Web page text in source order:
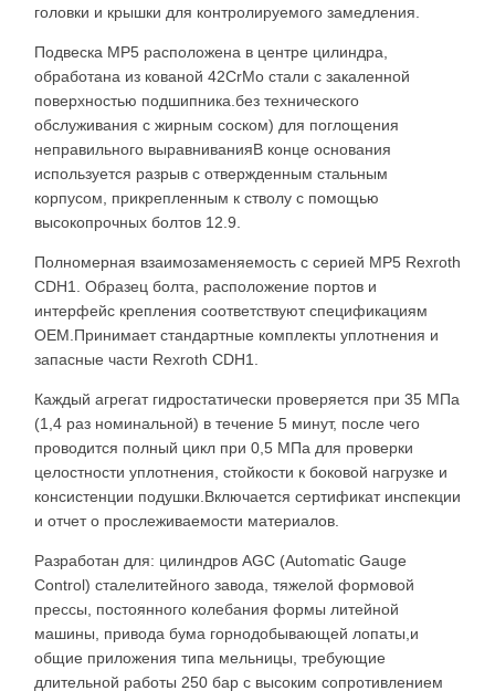
головки и крышки для контролируемого замедления.
Подвеска MP5 расположена в центре цилиндра,
обработана из кованой 42CrMo стали с закаленной
поверхностью подшипника.без технического
обслуживания с жирным соском) для поглощения
неправильного выравниванияВ конце основания
используется разрыв с отвержденным стальным
корпусом, прикрепленным к стволу с помощью
высокопрочных болтов 12.9.
Полномерная взаимозаменяемость с серией MP5 Rexroth
CDH1. Образец болта, расположение портов и
интерфейс крепления соответствуют спецификациям
OEM.Принимает стандартные комплекты уплотнения и
запасные части Rexroth CDH1.
Каждый агрегат гидростатически проверяется при 35 МПа
(1,4 раз номинальной) в течение 5 минут, после чего
проводится полный цикл при 0,5 МПа для проверки
целостности уплотнения, стойкости к боковой нагрузке и
консистенции подушки.Включается сертификат инспекции
и отчет о прослеживаемости материалов.
Разработан для: цилиндров AGC (Automatic Gauge
Control) сталелитейного завода, тяжелой формовой
прессы, постоянного колебания формы литейной
машины, привода бума горнодобывающей лопаты,и
общие приложения типа мельницы, требующие
длительной работы 250 бар с высоким сопротивлением